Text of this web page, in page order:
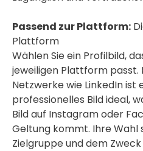
Passend zur Plattform:
Plattform
Wählen Sie ein Profilbild,
jeweiligen Plattform passt.
Netzwerke wie LinkedIn ist
professionelles Bild ideal,
Bild auf Instagram oder
Geltung kommt. Ihre Wahl
Zielgruppe und dem